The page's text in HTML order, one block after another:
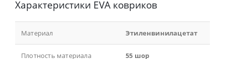
Характеристики EVA ковриков
Материал Этиленвинилацетат
Плотность материала 55 шор